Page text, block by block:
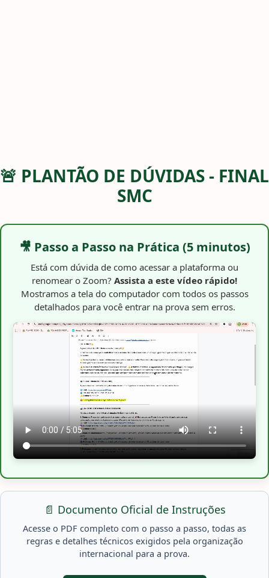
🚨 PLANTÃO DE DÚVIDAS - FINAL
SMC
🎥 Passo a Passo na Prática (5 minutos)
Está com dúvida de como acessar a plataforma ou
renomear o Zoom? Assista a este vídeo rápido!
Mostramos a tela do computador com todos os passos
detalhados para você entrar na prova sem erros.
📄 Documento Oficial de Instruções
Acesse o PDF completo com o passo a passo, todas as
regras e detalhes técnicos exigidos pela organização
internacional para a prova.